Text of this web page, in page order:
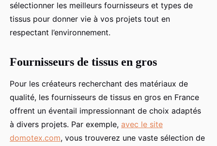
sélectionner les meilleurs fournisseurs et types de
tissus pour donner vie à vos projets tout en
respectant l’environnement.
Fournisseurs de tissus en gros
Pour les créateurs recherchant des matériaux de
qualité, les fournisseurs de tissus en gros en France
offrent un éventail impressionnant de choix adaptés
à divers projets. Par exemple, avec le site
domotex.com, vous trouverez une vaste sélection de